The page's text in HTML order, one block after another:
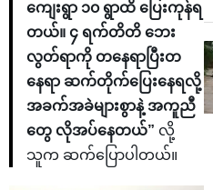
ကျေးရွာ ၁၀ ရွာထိ ပြေးကုန်ရ
တယ်။ ၄ ရက်တိတိ ဘေး
လွတ်ရာကို တနေရာပြီးတ
နေရာ ဆက်တိုက်ပြေးနေရလို့
အခက်အခဲများစွာနဲ့ အကူညီ
တွေ လိုအပ်နေတယ်” လို့
သူက ဆက်ပြောပါတယ်။